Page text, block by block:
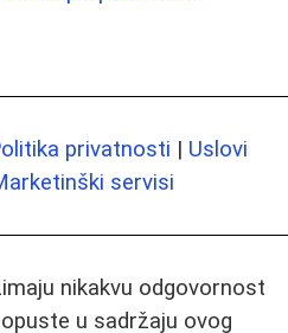
privatnosti | Uslovi
servisi
nikakvu odgovornost
u sadržaju ovog